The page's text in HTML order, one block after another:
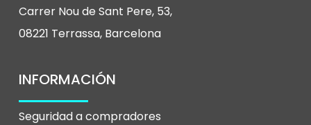
Carrer Nou de Sant Pere, 53,
08221 Terrassa, Barcelona
INFORMACIÓN
Seguridad a compradores